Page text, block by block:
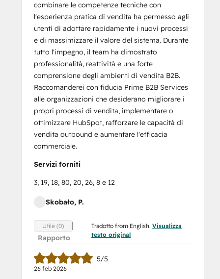
combinare le competenze tecniche con
l'esperienza pratica di vendita ha permesso agli
utenti di adottare rapidamente i nuovi processi
e di massimizzare il valore del sistema. Durante
tutto l'impegno, il team ha dimostrato
professionalità, reattività e una forte
comprensione degli ambienti di vendita B2B.
Raccomanderei con fiducia Prime B2B Services
alle organizzazioni che desiderano migliorare i
propri processi di vendita, implementare o
ottimizzare HubSpot, rafforzare le capacità di
vendita outbound e aumentare l'efficacia
commerciale.
Servizi forniti
3, 19, 18, 80, 20, 26, 8 e 12
Skobało, P.
Utile (0)
Rapporto
Tradotto from English.Visualizza
testo original
5/5
26 feb 2026